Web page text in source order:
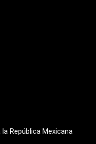
República Mexicana